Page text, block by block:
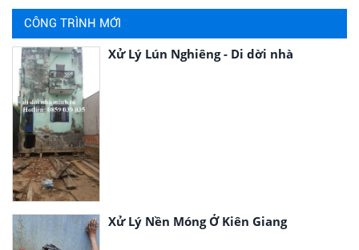
CÔNG TRÌNH MỚI
Xử Lý Lún Nghiêng - Di dời nhà
Xử Lý Nền Móng Ở Kiên Giang